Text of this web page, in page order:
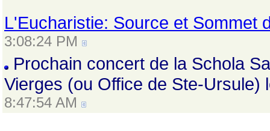
L'Eucharistie: Source et Sommet
3:08:24 PM
Prochain concert de la Schola
Vierges (ou Office de Ste-Ursule)
8:47:54 AM